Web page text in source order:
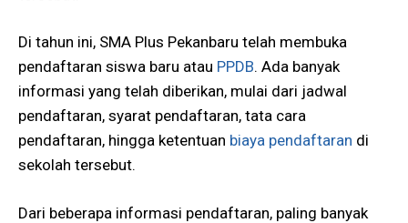
Di tahun ini, SMA Plus Pekanbaru telah membuka
pendaftaran siswa baru atau PPDB. Ada banyak
informasi yang telah diberikan, mulai dari jadwal
pendaftaran, syarat pendaftaran, tata cara
pendaftaran, hingga ketentuan biaya pendaftaran di
sekolah tersebut.
Dari beberapa informasi pendaftaran, paling banyak